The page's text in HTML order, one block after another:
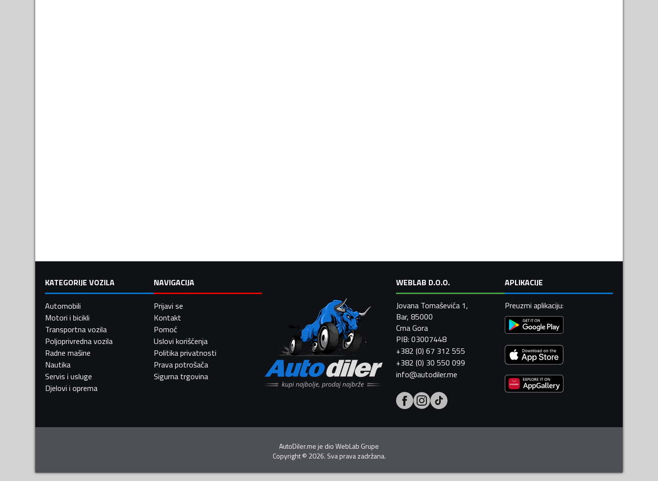
KATEGORIJE VOZILA
Automobili
Motori i bicikli
Transportna vozila
Poljoprivredna vozila
Radne mašine
Nautika
Servis i usluge
Djelovi i oprema
NAVIGACIJA
Prijavi se
Kontakt
Pomoć
Uslovi korišćenja
Politika privatnosti
Prava potrošača
Sigurna trgovina
WEBLAB D.O.O.
Jovana Tomaševića 1,
Bar, 85000
Crna Gora
PIB: 03007448
+382 (0) 67 312 555
+382 (0) 30 550 099
info@autodiler.me
APLIKACIJE
Preuzmi aplikaciju:
AutoDiler.me je dioWebLab Grupe
Copyright© 2026. Sva prava zadržana.